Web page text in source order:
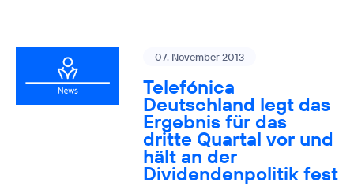
07. November 2013
Telefónica
Deutschland legt das
Ergebnis für das
dritte Quartal vor und
hält an der
Dividendenpolitik fest